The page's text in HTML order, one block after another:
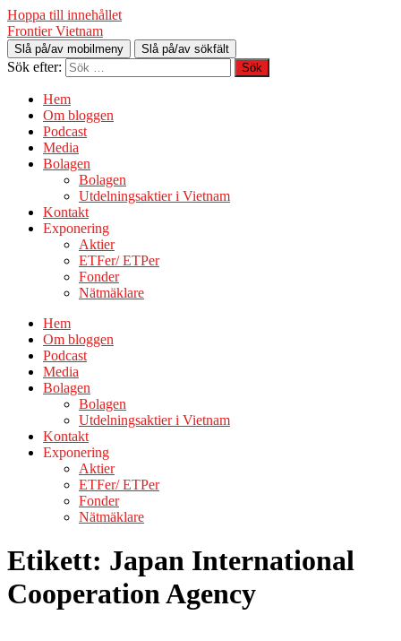
Hoppa till innehållet
Frontier Vietnam
Slå på/av mobilmeny Slå på/av sökfält
Sök efter:
Hem
Om bloggen
Podcast
Media
Bolagen
Bolagen
Utdelningsaktier i Vietnam
Kontakt
Exponering
Aktier
ETFer/ ETPer
Fonder
Nätmäklare
Hem
Om bloggen
Podcast
Media
Bolagen
Bolagen
Utdelningsaktier i Vietnam
Kontakt
Exponering
Aktier
ETFer/ ETPer
Fonder
Nätmäklare
Etikett: Japan International
Cooperation Agency